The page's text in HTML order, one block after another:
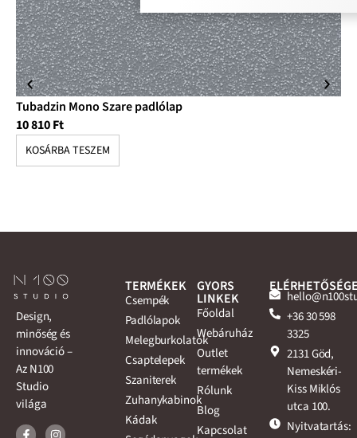
Tubadzin Mono Szare padlólap
10 810Ft
KOSÁRBA TESZEM
Design,
minőség és
innováció –
Az N100
Studio
világa
TERMÉKEK
Csempék
Padlólapok
Melegburkolatok
Csaptelepek
Szaniterek
Zuhanykabinok
Kádak
GYORS
LINKEK
Főoldal
Webáruház
Outlet
termékek
Rólunk
Blog
Kapcsolat
+36 30 598
3325
2131 Göd,
Nemeskéri-
Kiss Miklós
utca 100.
Nyitvatartás: